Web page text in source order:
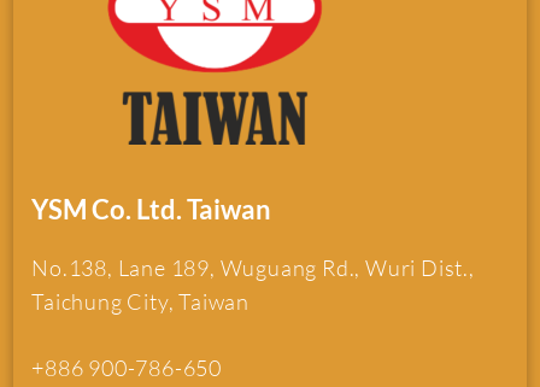
YSM Co. Ltd. Taiwan
No.138, Lane 189, Wuguang Rd., Wuri Dist.,
Taichung City, Taiwan
+886 900-786-650